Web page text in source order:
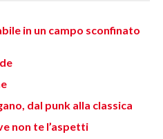
in un campo sconfinato
dal punk alla classica
non te l’aspetti